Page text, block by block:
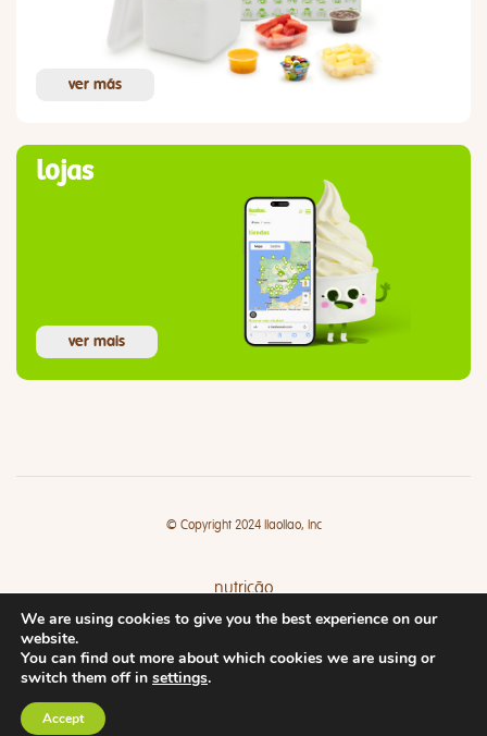
ver más
lojas
ver mais
© Copyright 2024 llaollao, Inc
nutrição
lojas
We are using cookies to give you the best experience on our
website.
You can find out more about which cookies we are using or
switch them off in settings.
Accept